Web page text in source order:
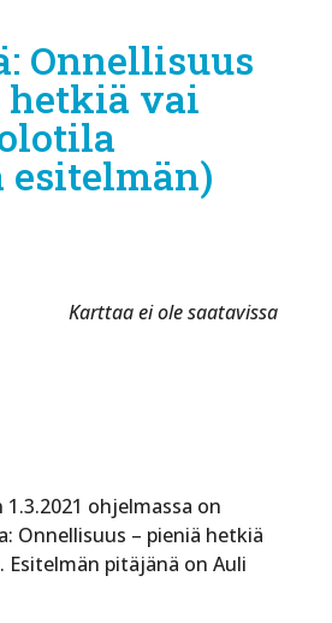
Onnellisuus
hetkiä vai
esitelmän)
Karttaa ei ole saatavissa
ohjelmassa on
Onnellisuus – pieniä hetkiä
Esitelmän pitäjänä on Auli